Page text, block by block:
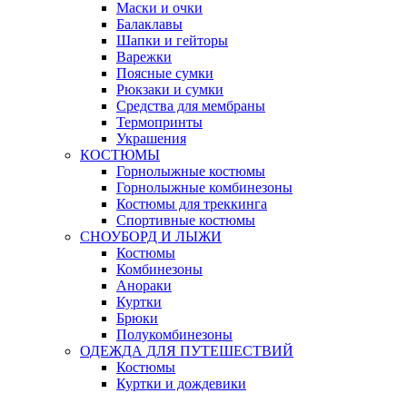
Маски и очки
Балаклавы
Шапки и гейторы
Варежки
Поясные сумки
Рюкзаки и сумки
Средства для мембраны
Термопринты
Украшения
КОСТЮМЫ
Горнолыжные костюмы
Горнолыжные комбинезоны
Костюмы для треккинга
Спортивные костюмы
СНОУБОРД И ЛЫЖИ
Костюмы
Комбинезоны
Анораки
Куртки
Брюки
Полукомбинезоны
ОДЕЖДА ДЛЯ ПУТЕШЕСТВИЙ
Костюмы
Куртки и дождевики